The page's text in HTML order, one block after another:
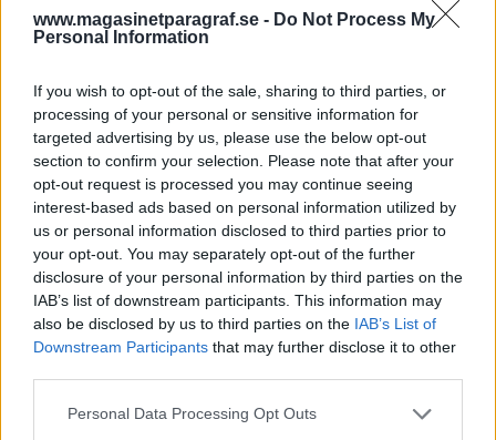
www.magasinetparagraf.se - Do Not Process My
Personal Information
If you wish to opt-out of the sale, sharing to third parties, or
processing of your personal or sensitive information for
targeted advertising by us, please use the below opt-out
section to confirm your selection. Please note that after your
opt-out request is processed you may continue seeing
interest-based ads based on personal information utilized by
us or personal information disclosed to third parties prior to
your opt-out. You may separately opt-out of the further
disclosure of your personal information by third parties on the
IAB’s list of downstream participants. This information may
also be disclosed by us to third parties on the IAB’s List of
Downstream Participants that may further disclose it to other
Personal Data Processing Opt Outs
Högestad & Christinehof på Österlen, berättar
– Vi räknade på det och gjorde en noggrann
kalkyl. Det olönsamma i den ekologiska
produktionen låg framför allt i växtodlingen. Det
var en betydande summa, säger hon till DN.
Tidöpartierna: Ska bli lättare att vräka
familjer där barnen begår brott.Regeringen
och Sverigedemokraterna vill ge hyresvärdar rätt
att vräka familjer där det är barnen som begår
brott, som ett sätt att minska brottsligheten.
utredningen som tittar på detta, skriver de